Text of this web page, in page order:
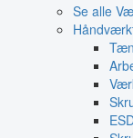
Se alle